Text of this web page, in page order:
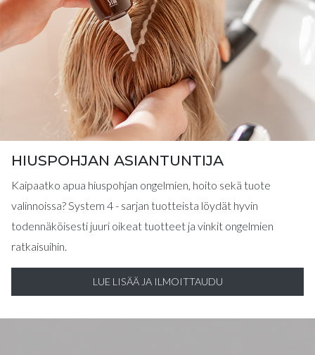
HIUSPOHJAN ASIANTUNTIJA
Kaipaatko apua hiuspohjan ongelmien, hoito sekä tuote
valinnoissa? System 4 - sarjan tuotteista löydät hyvin
todennäköisesti juuri oikeat tuotteet ja vinkit ongelmien
ratkaisuihin.
LUE LISÄÄ JA ILMOITTAUDU